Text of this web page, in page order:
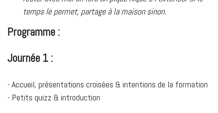
temps le permet, partage à la maison sinon.
Programme :
Journée 1 :
- Accueil, présentations croisées & intentions de la formation
- Petits quizz & introduction